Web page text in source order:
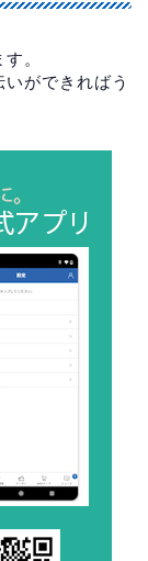
。
ができればう